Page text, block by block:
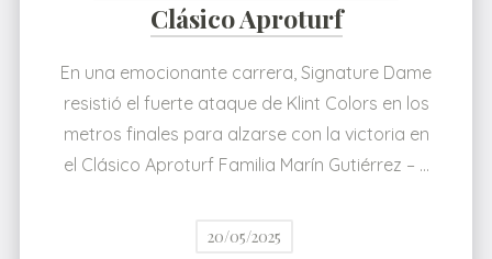
Clásico Aproturf
En una emocionante carrera, Signature Dame
resistió el fuerte ataque de Klint Colors en los
metros finales para alzarse con la victoria en
el Clásico Aproturf Familia Marín Gutiérrez – …
20/05/2025